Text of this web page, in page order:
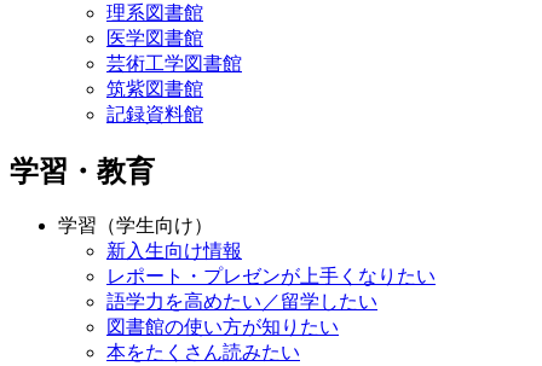
理系図書館
医学図書館
芸術工学図書館
筑紫図書館
記録資料館
学習・教育
学習（学生向け）
新入生向け情報
レポート・プレゼンが上手くなりたい
語学力を高めたい／留学したい
図書館の使い方が知りたい
本をたくさん読みたい